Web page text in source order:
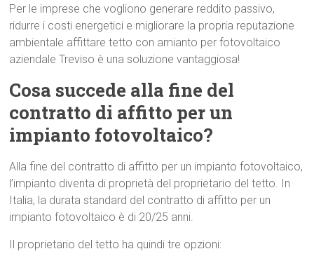
Per le imprese che vogliono generare reddito passivo,
ridurre i costi energetici e migliorare la propria reputazione
ambientale affittare tetto con amianto per fotovoltaico
aziendale Treviso è una soluzione vantaggiosa!
Cosa succede alla fine del
contratto di affitto per un
impianto fotovoltaico?
Alla fine del contratto di affitto per un impianto fotovoltaico,
l’impianto diventa di proprietà del proprietario del tetto. In
Italia, la durata standard del contratto di affitto per un
impianto fotovoltaico è di 20/25 anni.
Il proprietario del tetto ha quindi tre opzioni: